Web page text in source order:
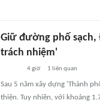
Giữ đường phố
trách nhiệm'
4 giờ 1 liên quan
Sau 5 năm xây dựng 'Thành
thiện. Tuy nhiên, với khoảng